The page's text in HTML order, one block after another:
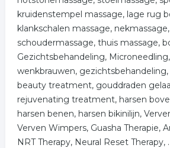
kruidenstempel massage, lage rug
klankschalen massage, nekmassage,
schoudermassage, thuis massage,
Gezichtsbehandeling,
wenkbrauwen,
beauty treatment, gouddraden
rejuvenating treatment, harsen
harsen benen, harsen bikinilijn,
Verven Wimpers, Guasha Therapie,
NRT Therapy, Neural Reset Therapy, .